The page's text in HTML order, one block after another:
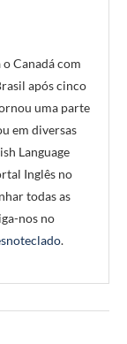
Canadá com
após cinco
uma parte
em diversas
Language
Inglês no
todas as
nos no
.